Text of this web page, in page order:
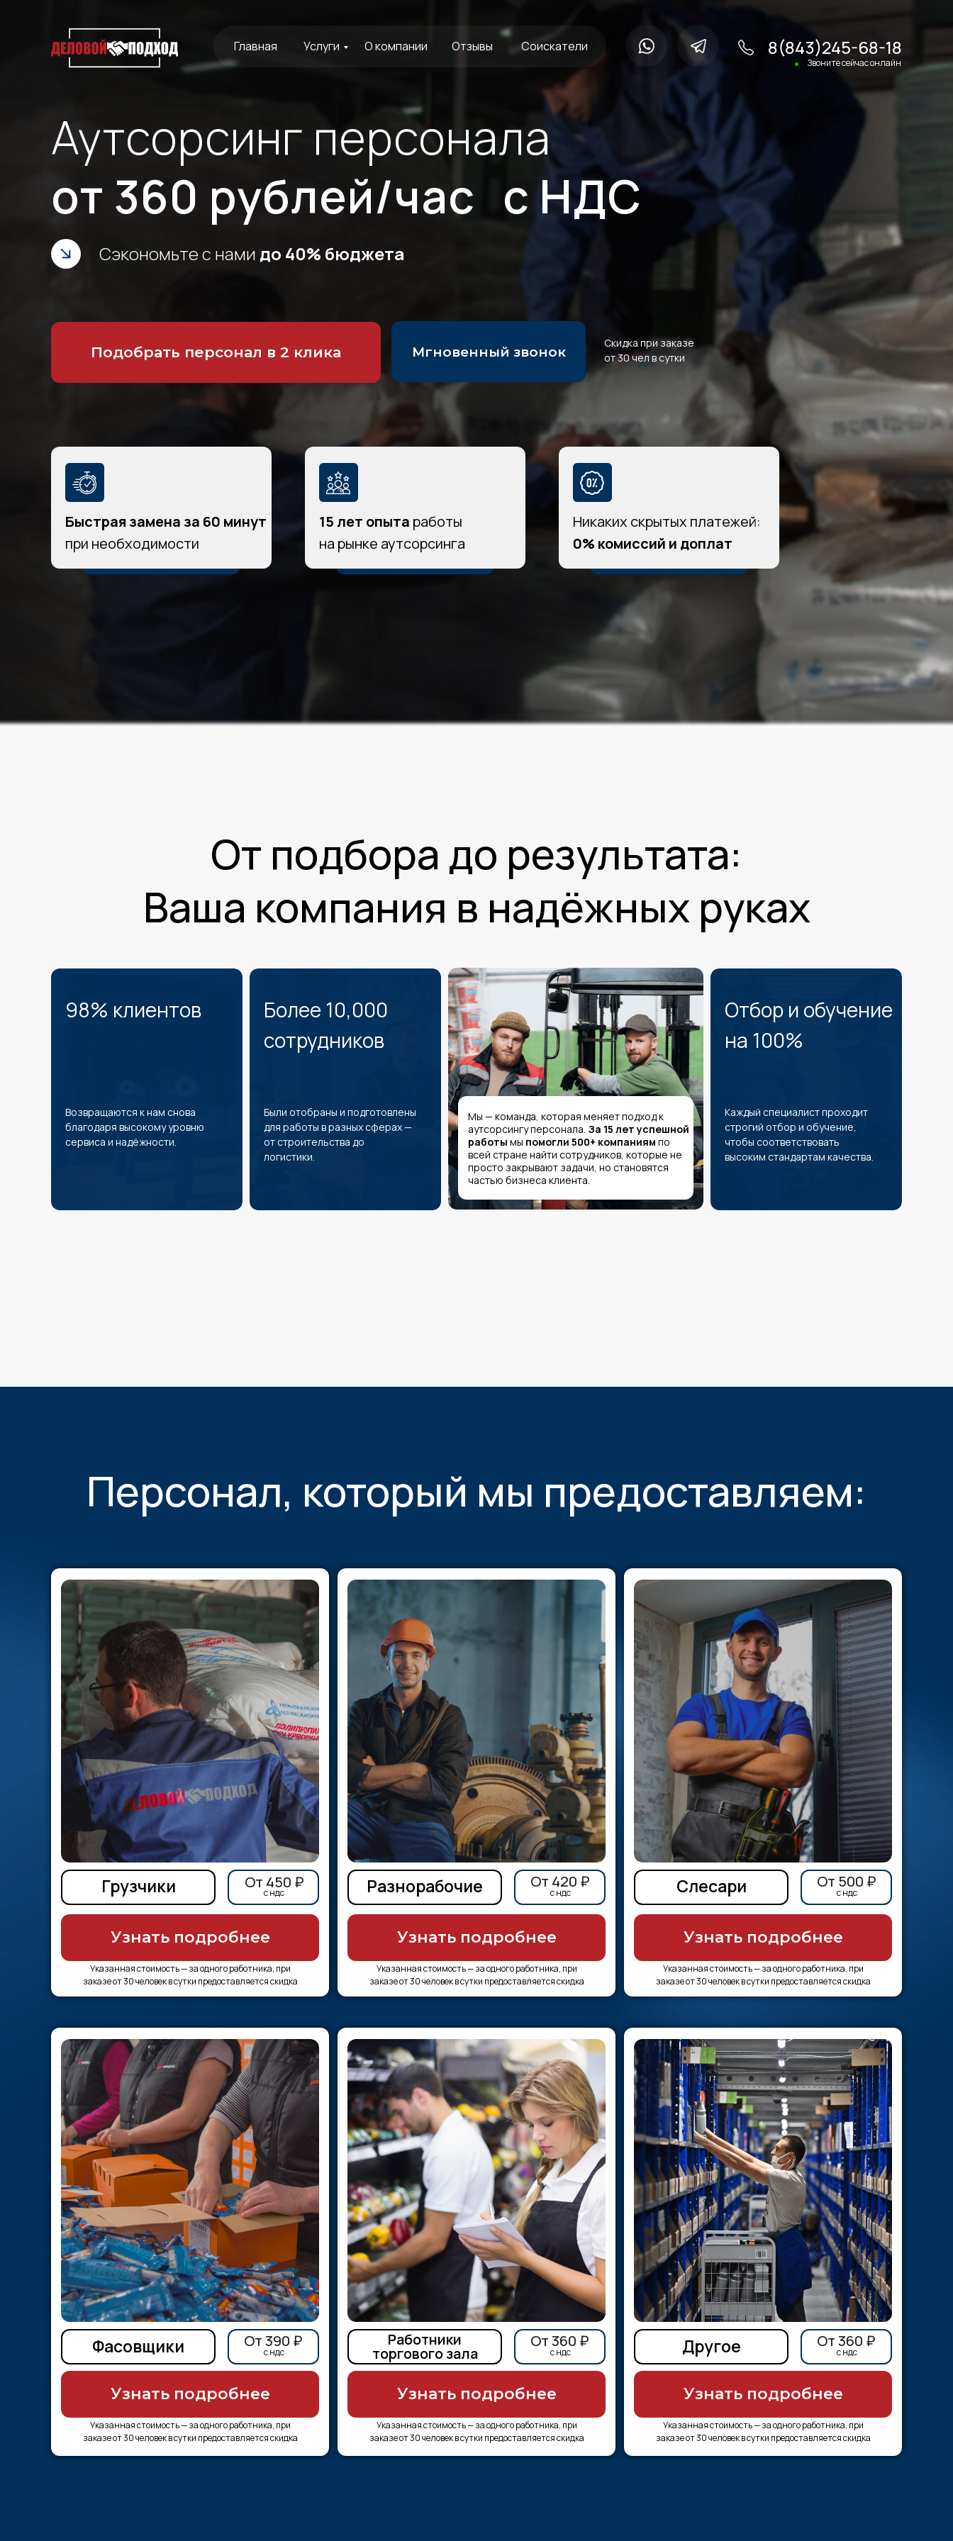
Главная Услуги О компании Отзывы Соискатели 8(843)245-68-18
Аутсорсинг персонала
от 360 рублей/час с НДС
Сэкономьте с нами до 40% бюджета
Подобрать персонал в 2 клика Мгновенный звонок
Быстрая замена за 60 минут
при необходимости
15 лет опыта работы
на рынке аутсорсинга
Никаких скрытых платежей:
0% комиссий и доплат
Скидка при заказе
от 30 чел в сутки
Звоните сейчас онлайн
От подбора до результата:
Ваша компания в надёжных руках
98% клиентов
Возвращаются к нам снова
благодаря высокому уровню
сервиса и надёжности.
Более 10,000
сотрудников
Были отобраны и подготовлены
для работы в разных сферах —
от строительства до
логистики.
Отбор и обучение
на 100%
Каждый специалист проходит
строгий отбор и обучение,
чтобы соответствовать
высоким стандартам качества.
Мы — команда, которая меняет подход к
аутсорсингу персонала. За 15 лет успешной
работы мы помогли 500+ компаниям по
всей стране найти сотрудников, которые не
просто закрывают задачи, но становятся
частью бизнеса клиента.
Персонал, который мы предоставляем:
Грузчики
Узнать подробнее
Разнорабочие От 420 ₽
Узнать подробнее
Слесари От 500 ₽
Узнать подробнее
Фасовщики От 390 ₽
Узнать подробнее
Работники
торгового зала
От 360 ₽
Узнать подробнее
Другое От 360 ₽
Узнать подробнее
Указанная стоимость — за одного работника, при
заказе от 30 человек в сутки предоставляется скидка
Указанная стоимость — за одного работника, при
заказе от 30 человек в сутки предоставляется скидка
Указанная стоимость — за одного работника, при
заказе от 30 человек в сутки предоставляется скидка
Указанная стоимость — за одного работника, при
заказе от 30 человек в сутки предоставляется скидка
Указанная стоимость — за одного работника, при
заказе от 30 человек в сутки предоставляется скидка
Указанная стоимость — за одного работника, при
заказе от 30 человек в сутки предоставляется скидка
c ндс c ндс c ндс
c ндс
c ндс
c ндс
От 450 ₽